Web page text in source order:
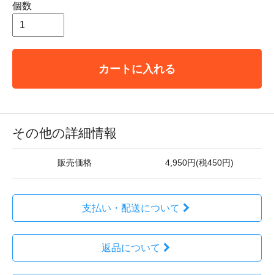
個数
カートに入れる
その他の詳細情報
販売価格 4,950円(税450円)
支払い・配送について
返品について